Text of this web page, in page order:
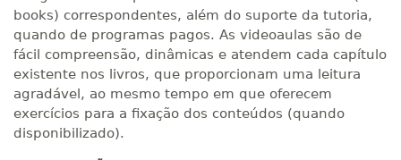
books) correspondentes, além do suporte da tutoria,
quando de programas pagos. As videoaulas são de
fácil compreensão, dinâmicas e atendem cada capítulo
existente nos livros, que proporcionam uma leitura
agradável, ao mesmo tempo em que oferecem
exercícios para a fixação dos conteúdos (quando
disponibilizado).